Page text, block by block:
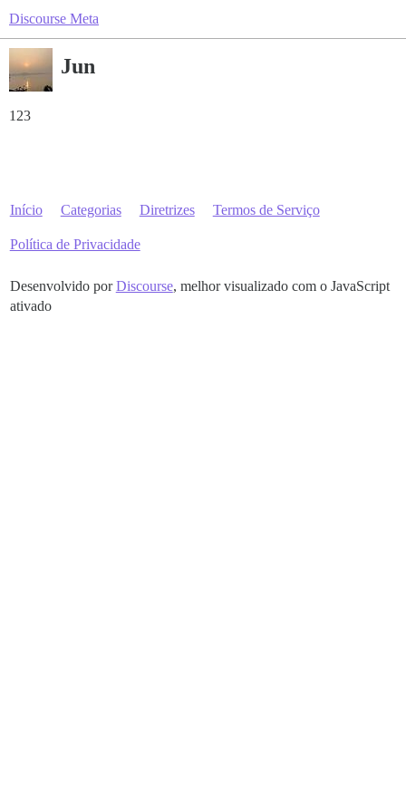
Discourse Meta
Jun
123
Início Categorias Diretrizes Termos de Serviço
Política de Privacidade
Desenvolvido porDiscourse, melhor visualizado com o JavaScript
ativado